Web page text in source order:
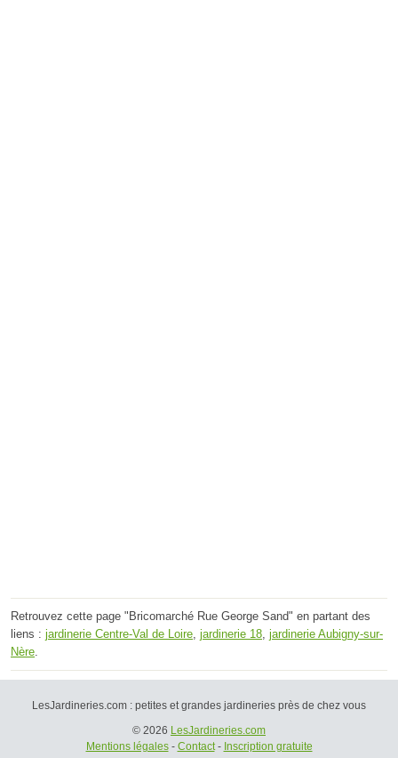
Retrouvez cette page "Bricomarché Rue George Sand" en partant des
liens : jardinerie Centre-Val de Loire jardinerie 18 jardinerie Aubigny-sur-
Nère
LesJardineries.com : petites et grandes jardineries près de chez vous
© 2026 LesJardineries.com
Mentions légales- Contact- Inscription gratuite